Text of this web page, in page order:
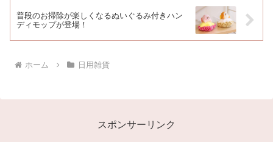
普段のお掃除が楽しくなるぬいぐるみ付きハン
ディモップが登場！
ホーム 日用雑貨
スポンサーリンク